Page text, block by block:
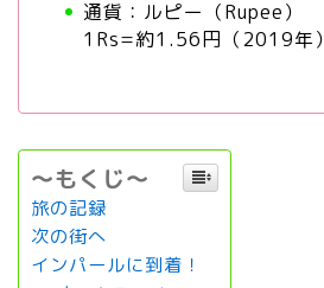
通貨：ルピー（Rupee）
1Rs=約1.56円（2019年）
～もくじ～
旅の記録
次の街へ
インパールに到着！